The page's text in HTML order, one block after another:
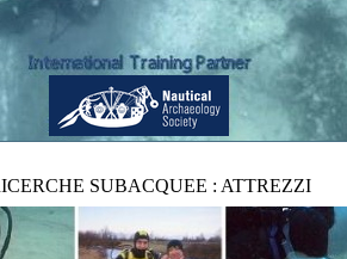
SUBACQUEE : ATTREZZI